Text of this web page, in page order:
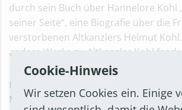
durch sein Buch über Hannelore Kohl
seiner Seite“, eine Biografie über die
verstorbenen Altkanzlers Helmut
andere Werke zu Altkanzler Kohl
In seinem neuesten Werk „Spione im
Macht“ geht es um die Spionage der
Cookie-Hinweis
Wir setzen Cookies ein. Einige